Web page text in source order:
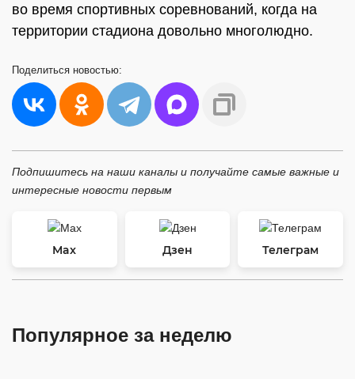
во время спортивных соревнований, когда на
территории стадиона довольно многолюдно.
Поделиться новостью:
Подпишитесь на наши каналы и получайте самые важные и
интересные новости первым
Max Дзен Телеграм
Популярное за неделю